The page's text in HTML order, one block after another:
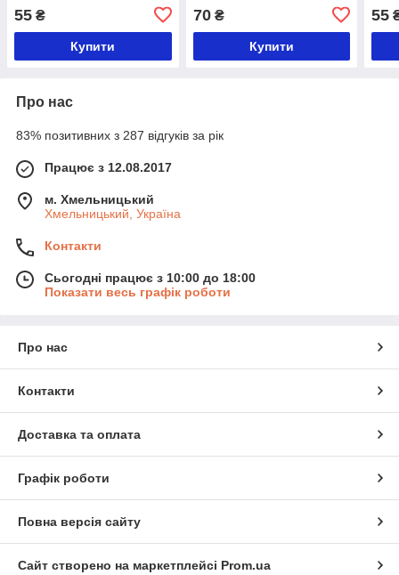
55 ₴
Купити
70₴
Купити
55
Про нас
83% позитивних з 287 відгуків за рік
Працює з 12.08.2017
м. Хмельницький
Хмельницький, Україна
Контакти
Сьогодні працює з 10:00 до 18:00
Показати весь графік роботи
Про нас
Контакти
Доставка та оплата
Графік роботи
Повна версія сайту
Сайт створено на маркетплейсі Prom.ua